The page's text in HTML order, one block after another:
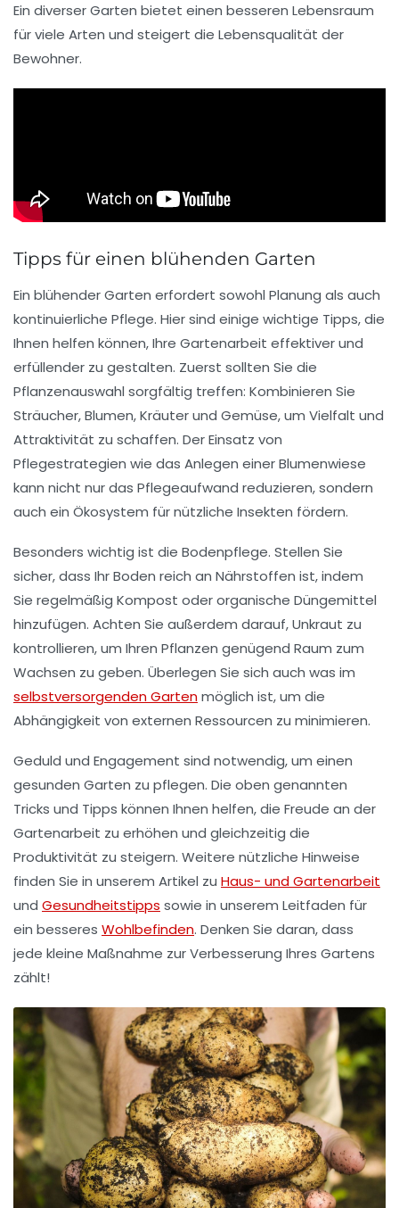
Ein diverser Garten bietet einen besseren Lebensraum
für viele Arten und steigert die Lebensqualität der
Bewohner.
Tipps für einen blühenden Garten
Ein blühender Garten erfordert sowohl Planung als auch
kontinuierliche Pflege. Hier sind einige wichtige Tipps, die
Ihnen helfen können, Ihre Gartenarbeit effektiver und
erfüllender zu gestalten. Zuerst sollten Sie die
Pflanzenauswahl sorgfältig treffen: Kombinieren Sie
Sträucher,Blumen,Kräuterund Gemüse, um Vielfalt und
Attraktivität zu schaffen. Der Einsatz von
Pflegestrategien wie das Anlegen einerBlumenwiese
kann nicht nur das Pflegeaufwand reduzieren, sondern
auch ein Ökosystem für nützliche Insekten fördern.
Besonders wichtig ist die Bodenpflege. Stellen Sie
sicher, dass Ihr Boden reich an Nährstoffen ist, indem
Sie regelmäßig Kompost oder organische Düngemittel
hinzufügen. Achten Sie außerdem darauf,Unkraut zu
kontrollieren, um Ihren Pflanzen genügend Raum zum
Wachsen zu geben. Überlegen Sie sich auch was im
selbstversorgenden Gartenmöglich ist, um die
Abhängigkeit von externen Ressourcen zu minimieren.
Geduld und Engagement sind notwendig, um einen
gesunden Garten zu pflegen. Die oben genannten
Tricks und Tipps können Ihnen helfen, die Freude an der
Gartenarbeit zu erhöhen und gleichzeitig die
Produktivität zu steigern. Weitere nützliche Hinweise
finden Sie in unserem Artikel zu Haus- und Gartenarbeit
und Gesundheitstipps sowie in unserem Leitfaden für
ein besseres Wohlbefinden. Denken Sie daran, dass
jede kleine Maßnahme zur Verbesserung Ihres Gartens
zählt!